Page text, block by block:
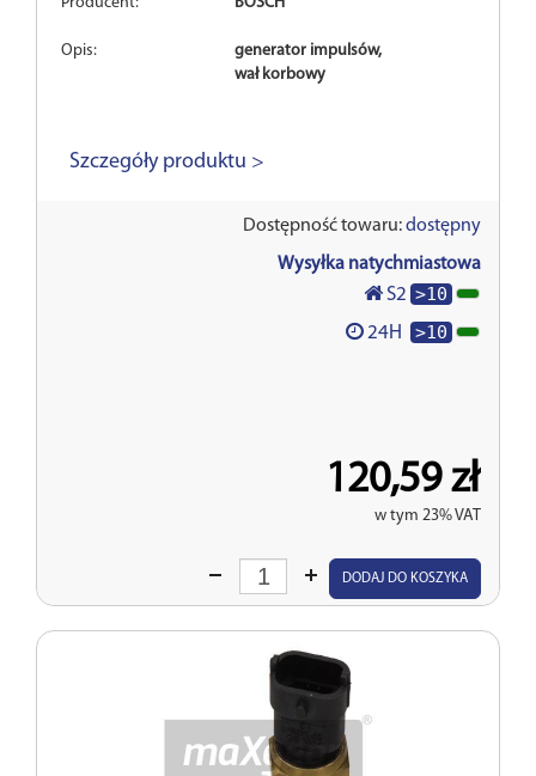
Opis:
generator impulsów,
wał korbowy
Szczegóły produktu >
Dostępność towaru:dostępny
Wysyłka natychmiastowa
S2 >10
24H >10
120,59 zł
w tym 23% VAT
Wprowadź
DODAJ DO KOSZYKA